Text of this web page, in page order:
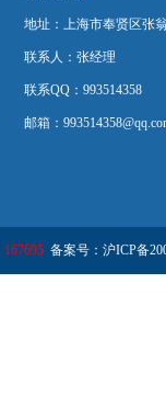
地址：上海市奉贤区张
联系人：张经理
联系QQ：993514358
邮箱：
167695 备案号：沪ICP备